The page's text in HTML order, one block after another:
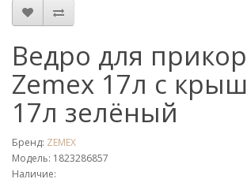
Ведро для
Zemex 17л с
17л зелёный
Бренд: ZEMEX
Модель: 1823286857
Наличие: